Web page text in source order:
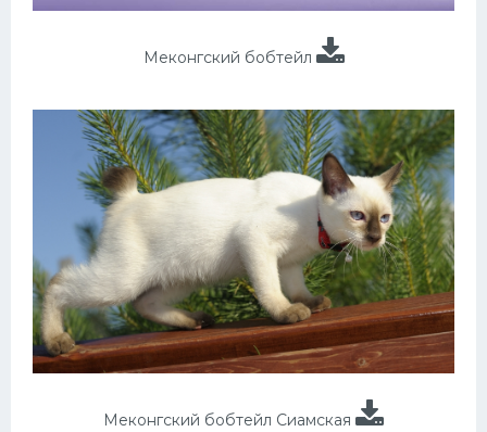
Меконгский бобтейл
Меконгский бобтейл Сиамская